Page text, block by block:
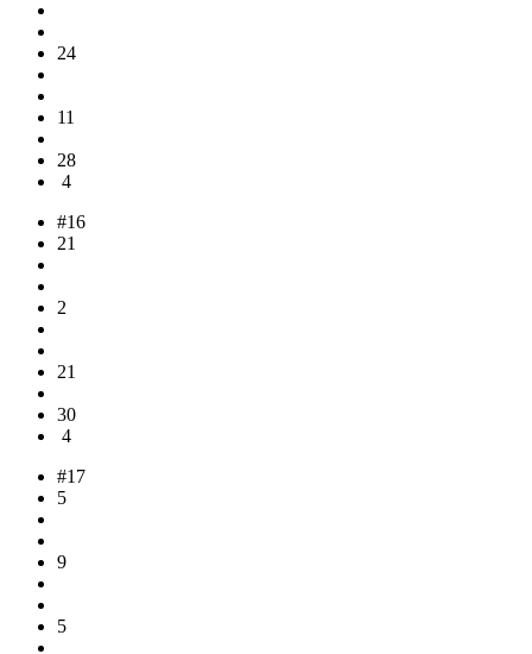
24
11
28
4
#16
21
2
21
30
4
#17
5
9
5